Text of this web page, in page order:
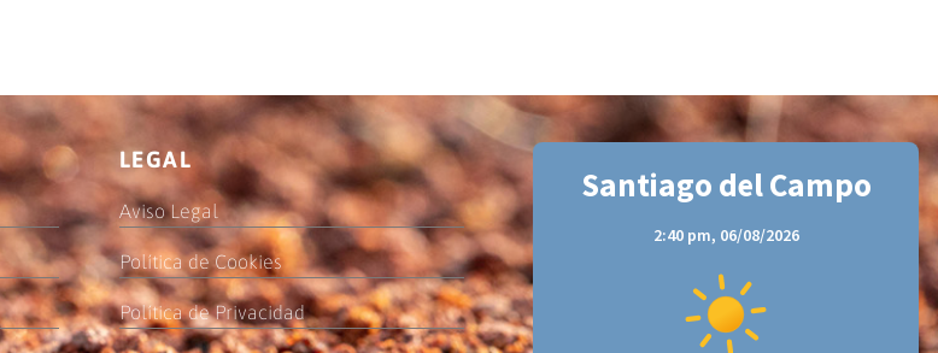
LEGAL
Aviso Legal
Política de Cookies
Política de Privacidad
Santiago del Campo
2:40 pm, 06/08/2026